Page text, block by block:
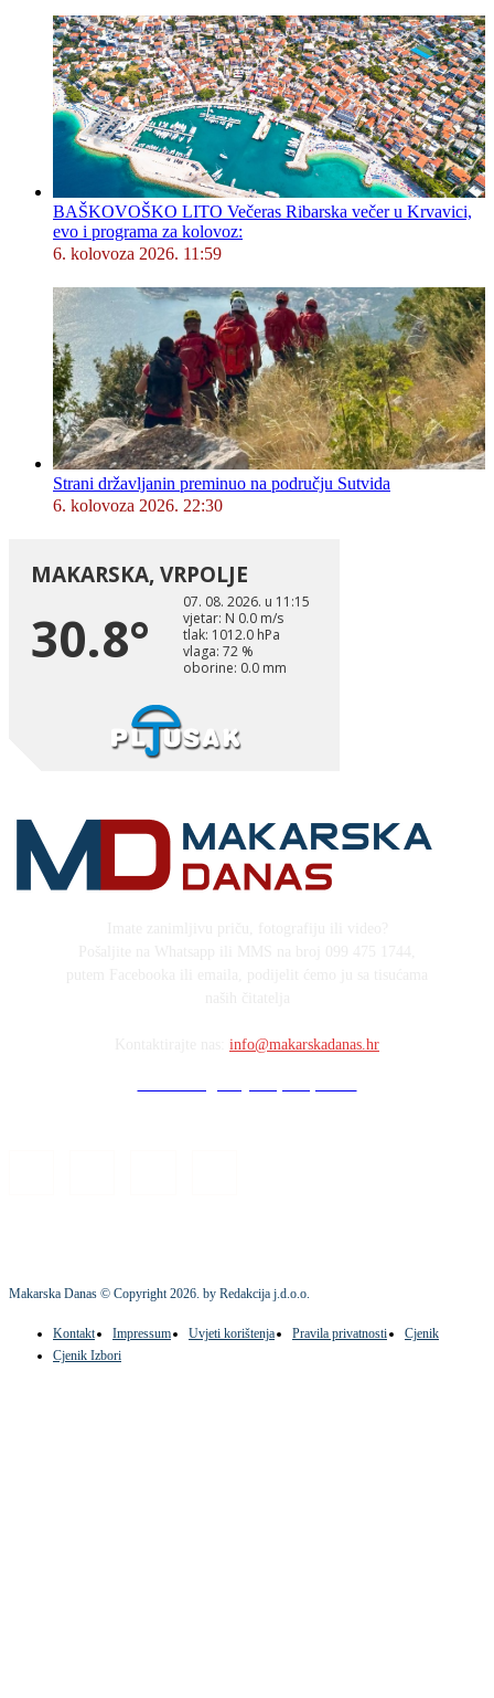
BAŠKOVOŠKO LITO Večeras Ribarska večer u Krvavici,
evo i programa za kolovoz:
6. kolovoza 2026. 11:59
Strani državljanin preminuo na području Sutvida
6. kolovoza 2026. 22:30
info@makarskadanas.hr
Makarska Danas © Copyright2026. by Redakcija j.d.o.o.
Kontakt Impressum Uvjeti korištenja Pravila privatnosti
Cjenik
Cjenik Izbori